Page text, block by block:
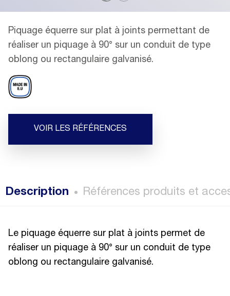
Piquage équerre sur plat à joints permettant de
réaliser un piquage à 90° sur un conduit de type
oblong ou rectangulaire galvanisé.
VOIR LES RÉFÉRENCES
Description Références produits et
Le piquage équerre sur plat à joints permet de
réaliser un piquage à 90° sur un conduit de type
oblong ou rectangulaire galvanisé.